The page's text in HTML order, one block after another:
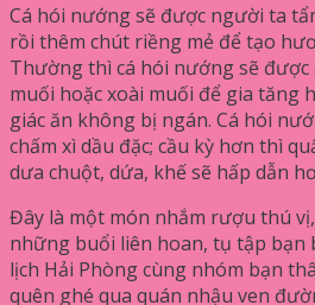
Cá hói nướng sẽ được người ta
rồi thêm chút riềng mẻ để tạo
Thường thì cá hói nướng sẽ được
muối hoặc xoài muối để gia tăng
giác ăn không bị ngán. Cá hói
chấm xì dầu đặc; cầu kỳ hơn thì
dưa chuột, dứa, khế sẽ hấp dẫn
Đây là một món nhắm rượu thú
những buổi liên hoan, tụ tập bạn
lịch Hải Phòng cùng nhóm bạn
quên ghé qua quán nhậu ven